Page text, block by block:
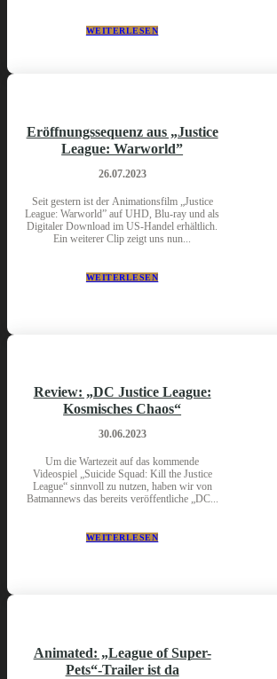
WEITERLESEN
Eröffnungssequenz aus „Justice
League: Warworld”
26.07.2023
Seit gestern ist der Animationsfilm „Justice
League: Warworld” auf UHD, Blu-ray und als
Digitaler Download im US-Handel erhältlich.
Ein weiterer Clip zeigt uns nun...
WEITERLESEN
Review: „DC Justice League:
Kosmisches Chaos“
30.06.2023
Um die Wartezeit auf das kommende
Videospiel „Suicide Squad: Kill the Justice
League“ sinnvoll zu nutzen, haben wir von
Batmannews das bereits veröffentliche „DC...
WEITERLESEN
Animated: „League of Super-
Pets“-Trailer ist da